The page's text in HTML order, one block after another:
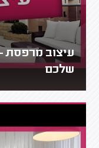
עיצוב מרפסת
שלכם